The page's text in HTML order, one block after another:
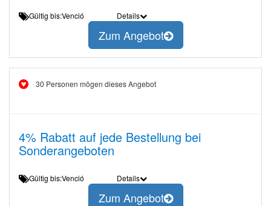
Gültig bis:Venció Details
Zum Angebot
30 Personen mögen dieses Angebot
4% Rabatt auf jede Bestellung bei
Sonderangeboten
Gültig bis:Venció Details
Zum Angebot